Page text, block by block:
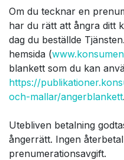
Om du tecknar en
har du rätt att ångra ditt
dag du beställde
hemsida (
blankett som du kan
https://
och-mallar/angerblankett.
Utebliven betalning
ångerrätt. Ingen
prenumerationsavgift.